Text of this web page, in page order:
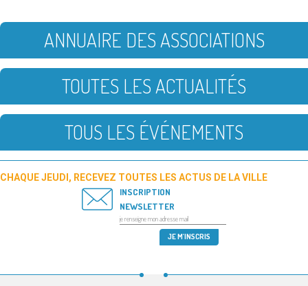
ANNUAIRE DES ASSOCIATIONS
TOUTES LES ACTUALITÉS
TOUS LES ÉVÉNEMENTS
CHAQUE JEUDI, RECEVEZ TOUTES LES ACTUS DE LA VILLE
INSCRIPTION
NEWSLETTER